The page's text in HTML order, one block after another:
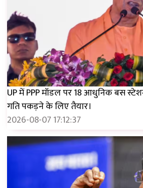
UP में PPP मॉडल पर 18 आधुनिक बस
गति पकड़ने के लिए तैयार।
2026-08-07 17:12:37